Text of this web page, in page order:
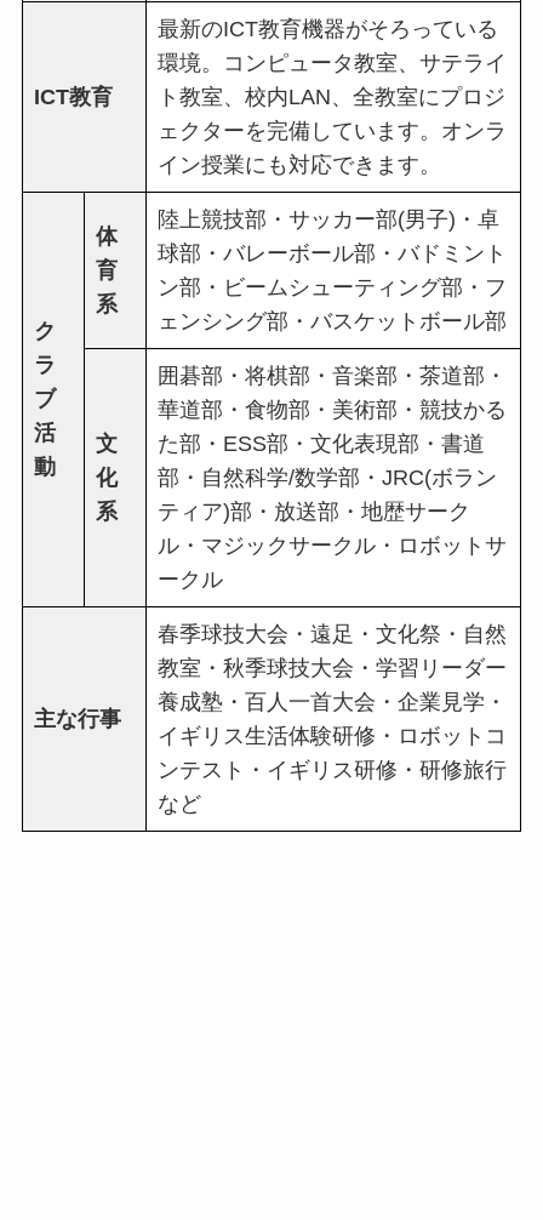
ICT教育
最新のICT教育機器がそろっている
環境。コンピュータ教室、サテライ
ト教室、校内LAN、全教室にプロジ
ェクターを完備しています。オンラ
イン授業にも対応できます。
ク
ラ
ブ
活
動
体
育
系
陸上競技部・サッカー部(男子)・卓
球部・バレーボール部・バドミント
ン部・ビームシューティング部・フ
ェンシング部・バスケットボール部
文
化
系
囲碁部・将棋部・音楽部・茶道部・
華道部・食物部・美術部・競技かる
た部・ESS部・文化表現部・書道
部・自然科学/数学部・JRC(ボラン
ティア)部・放送部・地歴サーク
ル・マジックサークル・ロボットサ
ークル
主な行事
春季球技大会・遠足・文化祭・自然
教室・秋季球技大会・学習リーダー
養成塾・百人一首大会・企業見学・
イギリス生活体験研修・ロボットコ
ンテスト・イギリス研修・研修旅行
など